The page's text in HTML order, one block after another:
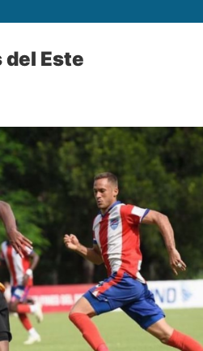
del Este